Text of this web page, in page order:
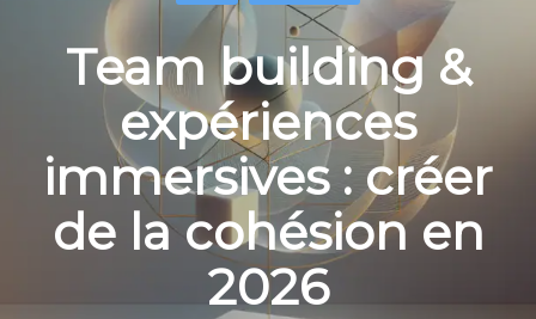
Team building &
expériences
immersives : créer
de la cohésion en
2026